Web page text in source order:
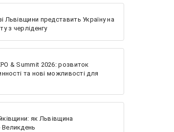
Львівщини представить Україну на
з черліденгу
& Summit 2026: розвиток
та нові можливості для
як Львівщина